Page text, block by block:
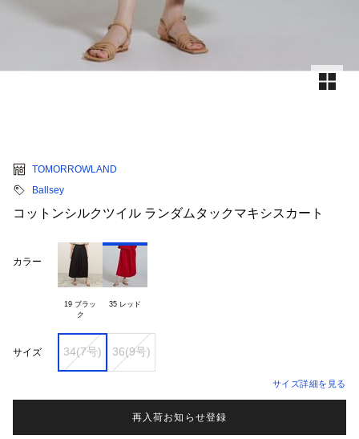
TOMORROWLAND
Ballsey
コットンシルクツイル ランダムタックマキシスカート
カラー
19 ブラッ
35 レッド
サイズ 34(7号) 36(9号)
サイズ詳細を見る
再入荷お知らせ登録